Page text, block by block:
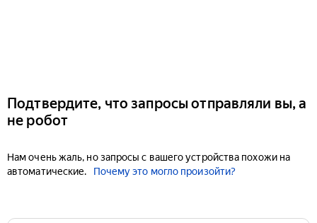
Подтвердите, что запросы отправляли вы, а
не робот
Нам очень жаль, но запросы с вашего устройства похожи на
автоматические.
Почему это могло произойти?